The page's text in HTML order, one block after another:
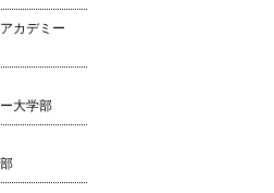
カデミー
大学部